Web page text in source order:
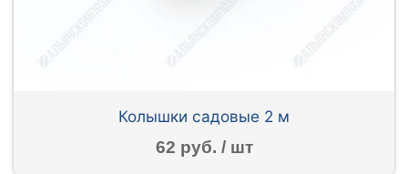
Колышки садовые 2 м
62 руб. / шт